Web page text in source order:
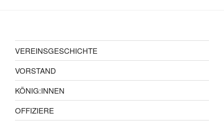
VEREINSGESCHICHTE
VORSTAND
KÖNIG:INNEN
OFFIZIERE